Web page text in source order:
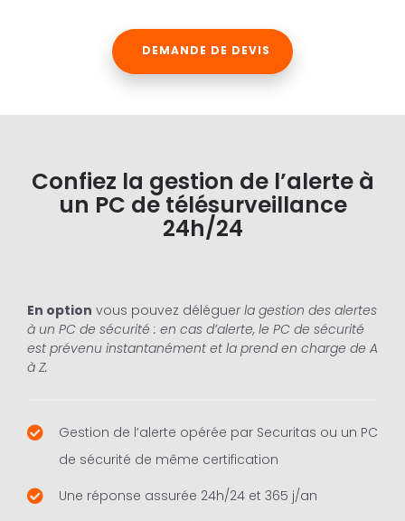
DEMANDE DE DEVIS
Confiez la gestion de l’alerte à
un PC de télésurveillance
24h/24
En option vous pouvez déléguer la gestion des alertes
à un PC de sécurité : en cas d’alerte, le PC de sécurité
est prévenu instantanément et la prend en charge de A
à Z.
Gestion de l’alerte opérée par Securitas ou un PC
de sécurité de même certification
Une réponse assurée 24h/24 et 365 j/an